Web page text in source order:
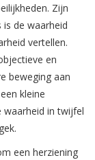
Zijn
is de waarheid
vertellen.
en
beweging aan
kleine
waarheid in twijfel
een herziening